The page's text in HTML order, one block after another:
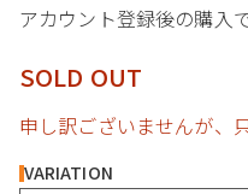
アカウント登録後の購入
SOLD OUT
申し訳ございませんが、
VARIATION